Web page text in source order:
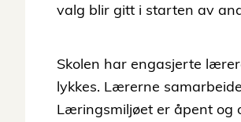
valg blir gitt i starten av
Skolen har engasjerte
lykkes. Lærerne
Læringsmiljøet er åpent og